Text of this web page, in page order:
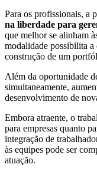
Para os profissionais, a
na liberdade para
que melhor se alinham
modalidade possibilita a
construção de um
Além da oportunidade
simultaneamente,
desenvolvimento de
Embora atraente, o
para empresas quanto
integração de
às equipes pode ser
atuação.